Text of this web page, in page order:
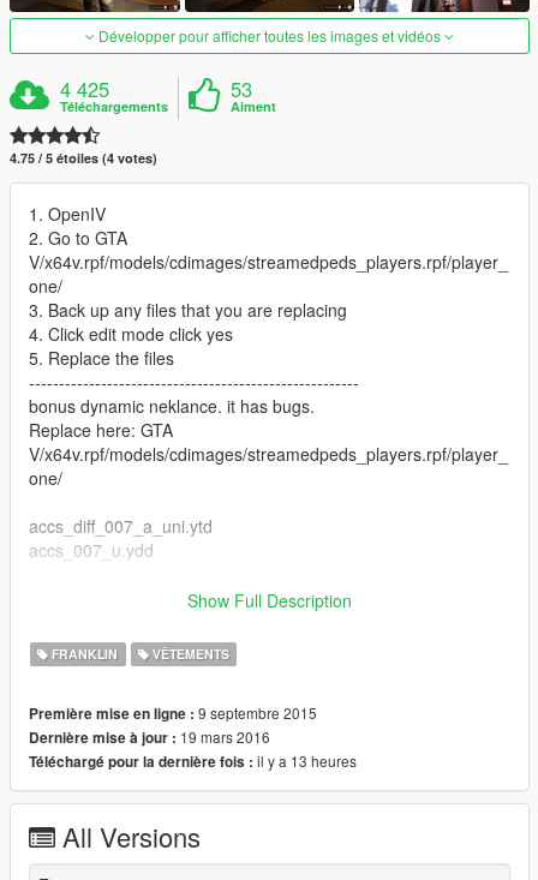
Développer pour afficher toutes les images et vidéos
4 425
Téléchargements
53
Aiment
4.75 / 5 étoiles (4 votes)
1. OpenIV
2. Go to GTA
V/x64v.rpf/models/cdimages/streamedpeds_players.rpf/player_
one/
3. Back up any files that you are replacing
4. Click edit mode click yes
5. Replace the files
-------------------------------------------------------
bonus dynamic neklance. it has bugs.
Replace here: GTA
V/x64v.rpf/models/cdimages/streamedpeds_players.rpf/player_
one/
accs_diff_007_a_uni.ytd
accs_007_u.ydd
V2 added new jeans plus "belt"Show Full Description
FRANKLIN VÊTEMENTS
Première mise en ligne : 9 septembre 2015
Dernière mise à jour : 19 mars 2016
Téléchargé pour la dernière fois : il y a 13 heures
All Versions